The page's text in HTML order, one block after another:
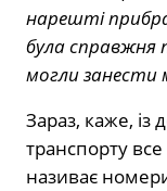
нарешті
була справжня
могли занести
Зараз, каже, із
транспорту
називає